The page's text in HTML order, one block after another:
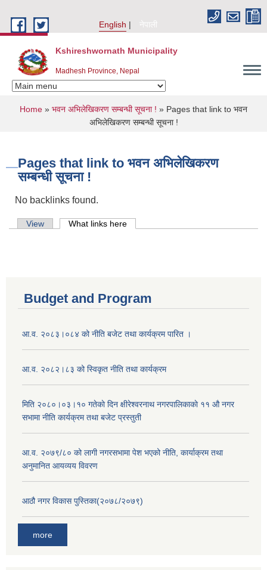
English
नेपाली
Kshireshwornath Municipality
Madhesh Province, Nepal
You are here
Home » भवन अभिलेखिकरण सम्बन्धी सूचना ! » Pages that link to भवन
अभिलेखिकरण सम्बन्धी सूचना !
Pages that link to भवन अभिलेखिकरण
सम्बन्धी सूचना !
No backlinks found.
Primary tabs
View What links here
Budget and Program
आ.व. २०८३।०८४ को नीति बजेट तथा कार्यक्रम पारित ।
आ.व. २०८२।८३ को स्विकृत नीति तथा कार्यक्रम
मिति २०८०।०३।१० गतेकाे दिन क्षीरेश्वरनाथ नगरपालिकाकाे ११ ‍औ नगर
सभामा नीति कार्यक्रम तथा बजेट प्रस्तुती
आ.व. २०७९/८० को लागी नगरसभामा पेश भएको नीति, कार्याक्रम तथा
अनुमानित आयव्यय विवरण
आठौ नगर विकास पुस्तिका(२०७८/२०७९)
more